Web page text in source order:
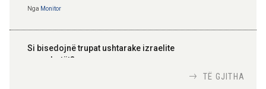
Nga Monitor
Si bisedojnë trupat ushtarake izraelite
me robotët?
TË GJITHA